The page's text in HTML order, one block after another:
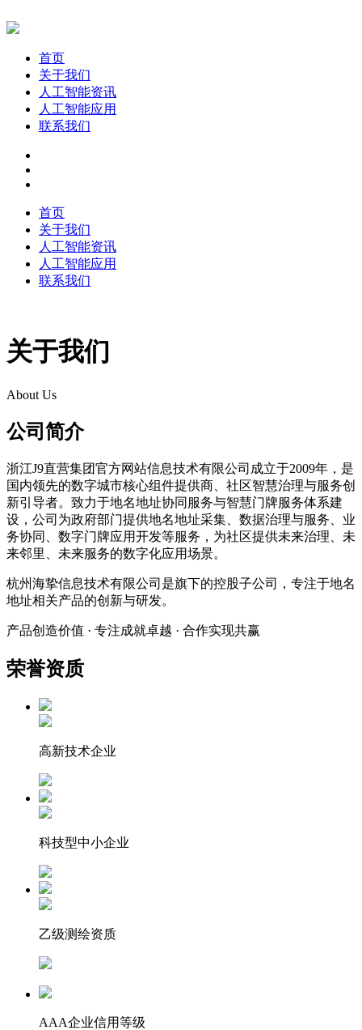
首页
关于我们
人工智能资讯
人工智能应用
联系我们
首页
关于我们
人工智能资讯
人工智能应用
联系我们
关于我们
About Us
公司简介
浙江J9直营集团官方网站信息技术有限公司成立于2009年，是
国内领先的数字城市核心组件提供商、社区智慧治理与服务创
新引导者。致力于地名地址协同服务与智慧门牌服务体系建
设，公司为政府部门提供地名地址采集、数据治理与服务、业
务协同、数字门牌应用开发等服务，为社区提供未来治理、未
来邻里、未来服务的数字化应用场景。
杭州海挚信息技术有限公司是旗下的控股子公司，专注于地名
地址相关产品的创新与研发。
产品创造价值 · 专注成就卓越 · 合作实现共赢
荣誉资质
高新技术企业
科技型中小企业
乙级测绘资质
AAA企业信用等级